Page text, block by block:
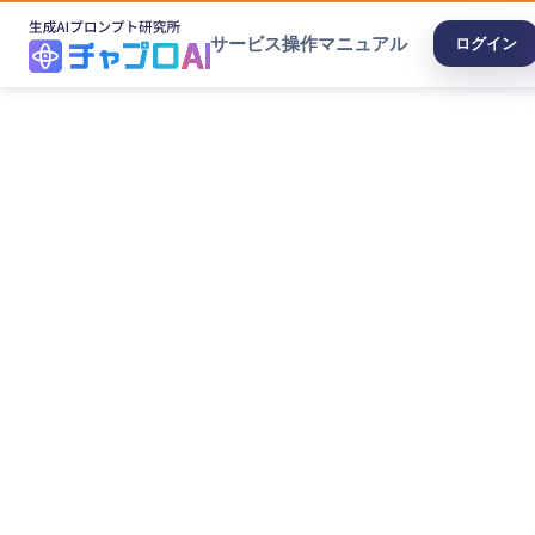
サービス操作マニュアル ログイン